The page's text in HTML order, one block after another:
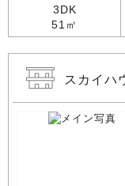
3DK
51㎡
スカイ